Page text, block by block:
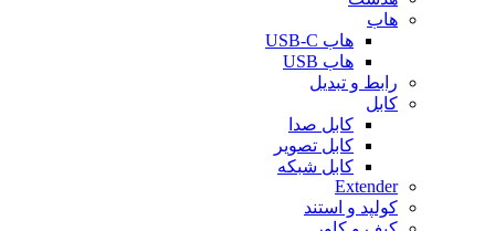
هاب
هاب USB-C
هاب USB
رابط و تبدیل
کابل
کابل صدا
کابل تصویر
کابل شبکه
Extender
کولپد و استند